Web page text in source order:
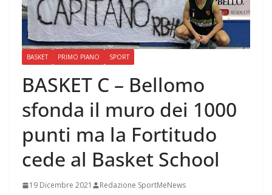
BASKET PRIMO PIANO SPORT
BASKET C – Bellomo
sfonda il muro dei 1000
punti ma la Fortitudo
cede al Basket School
19 Dicembre 2021 Redazione SportMeNews